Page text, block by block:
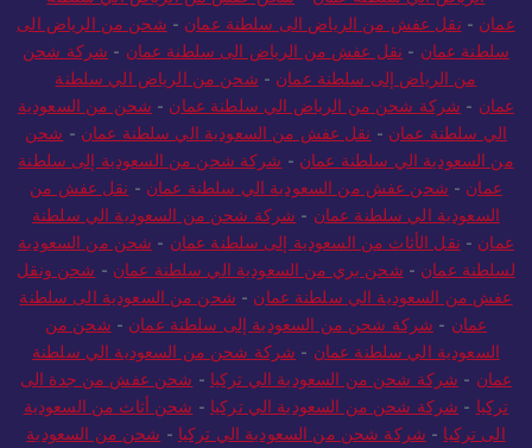
عمان - نقل عفش من الرياض الى سلطنة عمان - شحن من الرياض الى
سلطنة عمان - نقل عفش من الرياض الى سلطنة عمان - شركة شحن
من الرياض إلى سلطنة عمان - شحن من الرياض الي سلطنة
عمان - شركة شحن من الرياض الي سلطنة عمان - شحن من السعودية
الي سلطنة عمان - نقل عفش من السعودية الي سلطنة عمان - شحن
من السعودية الي سلطنة عمان - شركة شحن من السعودية إلى سلطنة
عمان - شحن عفش من السعودية الي سلطنة عمان - نقل عفش من
السعودية الي سلطنة عمان - شركة شحن من السعودية الي سلطنة
عمان - نقل الأثاث من السعودية إلى سلطنة عمان - شحن من السعودية
لسلطنة عمان - شحن بري من السعودية الي سلطنة عمان - شحن ونقل
عفش من السعودية الي سلطنة عمان - شحن من السعودية الى سلطنة
عمان - شركة شحن من السعودية إلى سلطنة عمان - شحن من
السعودية الي سلطنة عمان - شركة شحن من السعودية الي سلطنة
عمان - شركة شحن من السعودية الي تركيا - شحن عفش من جدة الى
تركيا - شركة شحن من السعودية الي تركيا - شحن أثاث من السعودية
الى تركيا - شركة شحن من السعودية الي تركيا - شحن من السعودية